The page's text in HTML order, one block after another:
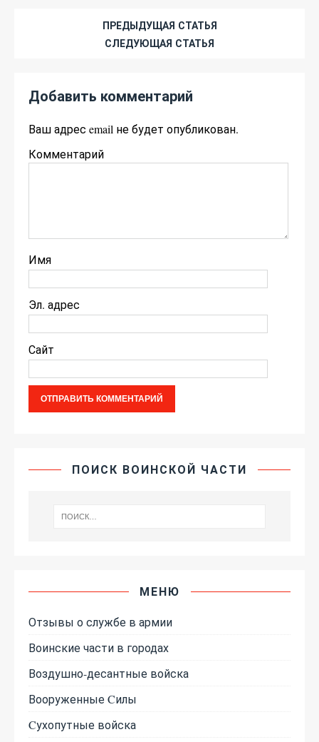
ПРЕДЫДУЩАЯ СТАТЬЯ
СЛЕДУЮЩАЯ СТАТЬЯ
Добавить комментарий
Ваш адрес email не будет опубликован.
Комментарий
Имя
Эл. адрес
Сайт
ПОИСК ВОИНСКОЙ ЧАСТИ
МЕНЮ
Отзывы о службе в армии
Воинские части в городах
Воздушно-десантные войска
Вооруженные Cилы
Cухопутные войска